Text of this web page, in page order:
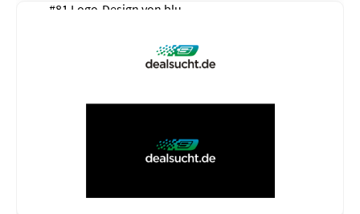
#81 Logo-Design von blu